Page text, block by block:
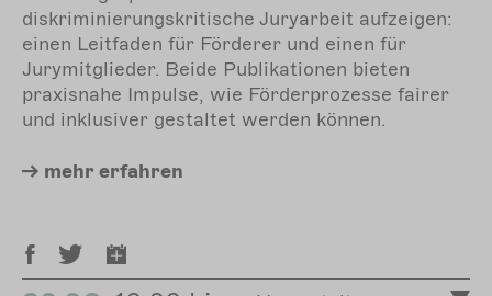
diskriminierungskritische Juryarbeit aufzeigen:
einen Leitfaden für Förderer und einen für
Jurymitglieder. Beide Publikationen bieten
praxisnahe Impulse, wie Förderprozesse fairer
und inklusiver gestaltet werden können.
mehr erfahren